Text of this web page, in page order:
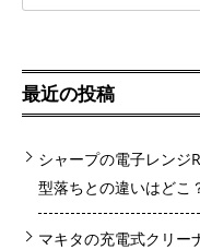
索:
最近の投稿
シャープの電子レンジ
型落ちとの違いはどこ
マキタの充電式クリー